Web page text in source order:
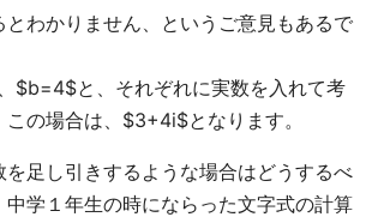
わかりません、というご意見もあるで
$b=4$と、それぞれに実数を入れて考
この場合は、$3+4i$となります。
を足し引きするような場合はどうするべ
中学１年生の時にならった文字式の計算